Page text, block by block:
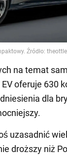
na temat
oferuje 630
dla
uzasadnić
droższy niż